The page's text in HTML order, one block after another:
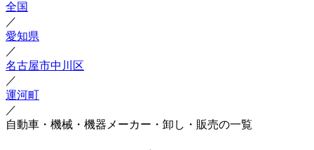
全国
／
愛知県
／
名古屋市中川区
／
運河町
／
自動車・機械・機器メーカー・卸し・販売の一覧